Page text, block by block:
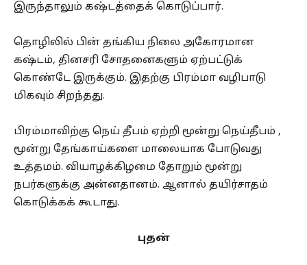
இருந்தாலும் கஷ்டத்தைக் கொடுப்பார்.
தொழிலில் பின் தங்கிய நிலை அகோரமான
கஷ்டம், தினசரி சோதனைகளும் ஏற்பட்டுக்
கொண்டே இருக்கும். இதற்கு பிரம்மா வழிபாடு
மிகவும் சிறந்தது.
பிரம்மாவிற்கு நெய் தீபம் ஏற்றி மூன்று நெய்தீபம் ,
மூன்று தேங்காய்களை மாலையாக போடுவது
உத்தமம். வியாழக்கிழமை தோறும் மூன்று
நபர்களுக்கு அன்னதானம். ஆனால் தயிர்சாதம்
கொடுக்கக் கூடாது.
புதன்